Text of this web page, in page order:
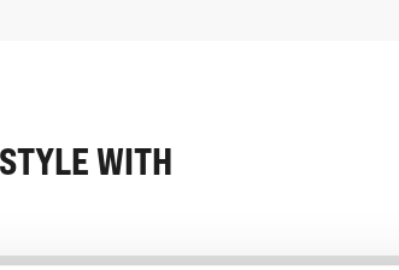
STYLE WITH